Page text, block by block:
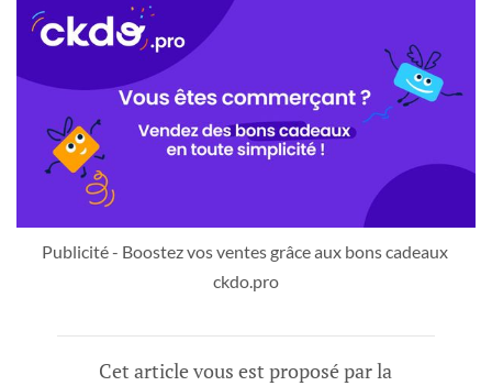
Offrez un bon cadeau L’arbre à chapeaux !
Personnalisez-le en ligne en quelques clics !
Offrez un bon cadeau
Publicité - Boostez vos ventes grâce aux bons cadeaux
ckdo.pro
Cet article vous est proposé par la